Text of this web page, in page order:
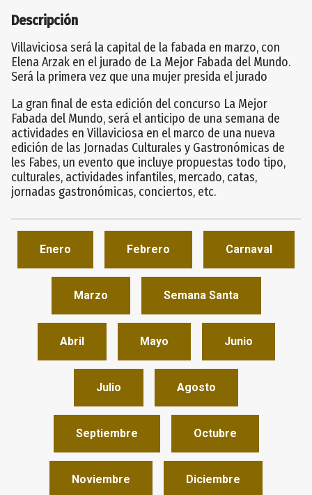
Descripción
Villaviciosa será la capital de la fabada en marzo, con
Elena Arzak en el jurado de La Mejor Fabada del Mundo.
Será la primera vez que una mujer presida el jurado
La gran final de esta edición del concurso La Mejor
Fabada del Mundo, será el anticipo de una semana de
actividades en Villaviciosa en el marco de una nueva
edición de las Jornadas Culturales y Gastronómicas de
les Fabes, un evento que incluye propuestas todo tipo,
culturales, actividades infantiles, mercado, catas,
jornadas gastronómicas, conciertos, etc.
Enero Febrero Carnaval
Marzo Semana Santa
Abril Mayo Junio
Julio Agosto
Septiembre Octubre
Noviembre Diciembre